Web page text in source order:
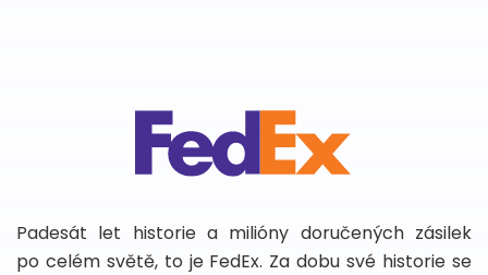
Padesát let historie a milióny doručených zásilek
po celém světě, to je FedEx. Za dobu své historie se